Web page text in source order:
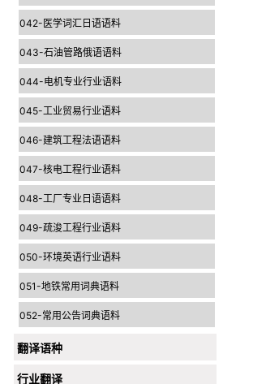
042-医学词汇日语语料
043-石油管路俄语语料
044-电机专业行业语料
045-工业贸易行业语料
046-建筑工程法语语料
047-核电工程行业语料
048-工厂专业日语语料
049-疏浚工程行业语料
050-环境英语行业语料
051-地铁常用词典语料
052-常用公告词典语料
翻译语种
行业翻译